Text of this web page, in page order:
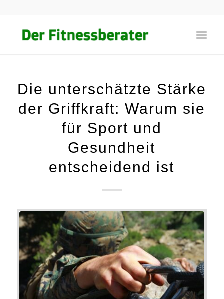
Die unterschätzte Stärke
der Griffkraft: Warum sie
für Sport und
Gesundheit
entscheidend ist